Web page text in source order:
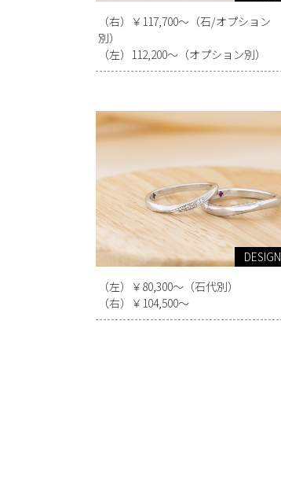
（右）￥117,700～（石/オプション
別）
（左）112,200～（オプション別）
DESIGN
（左）￥80,300～（石代別）
（右）￥104,500～